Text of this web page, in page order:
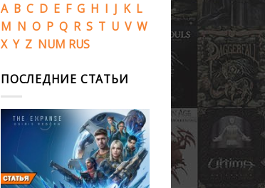
A B C D E F G H I J K L
M N O P Q R S T U V W
X Y Z NUM RUS
ПОСЛЕДНИЕ СТАТЬИ